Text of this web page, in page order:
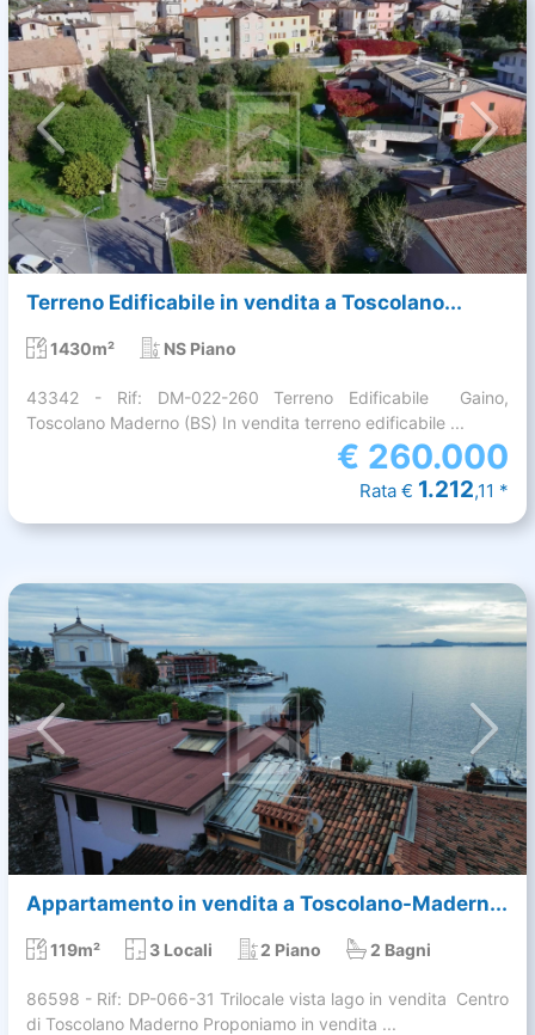
Terreno Edificabile in vendita a Toscolano...
1430m² NS Piano
43342 - Rif: DM-022-260 Terreno Edificabile  Gaino,
Toscolano Maderno (BS) In vendita terreno edificabile ...
€ 260.000
Rata € 1.212,11 *
Appartamento in vendita a Toscolano-Madern...
119m² 3 Locali 2 Piano 2 Bagni
86598 - Rif: DP-066-31 Trilocale vista lago in vendita  Centro
di Toscolano Maderno Proponiamo in vendita ...